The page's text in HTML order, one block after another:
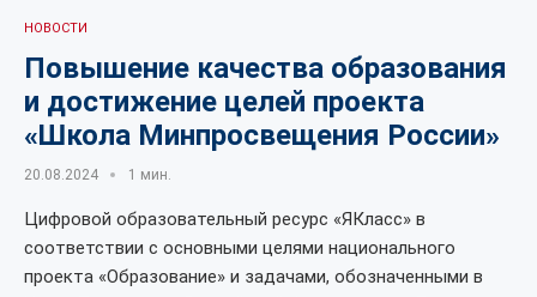
НОВОСТИ
Повышение качества образования
и достижение целей проекта
«Школа Минпросвещения России»
20.08.2024 1 мин.
Цифровой образовательный ресурс «ЯКласс» в
соответствии с основными целями национального
проекта «Образование» и задачами, обозначенными в